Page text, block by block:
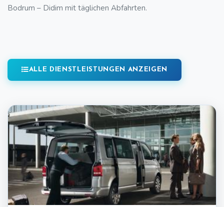
Bodrum – Didim mit täglichen Abfahrten.
ALLE DIENSTLEISTUNGEN ANZEIGEN